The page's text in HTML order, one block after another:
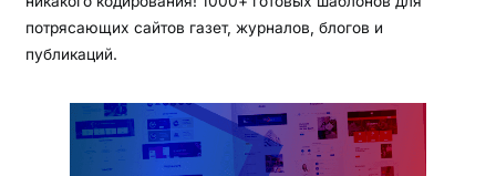
потрясающих сайтов газет, журналов, блогов и
публикаций.